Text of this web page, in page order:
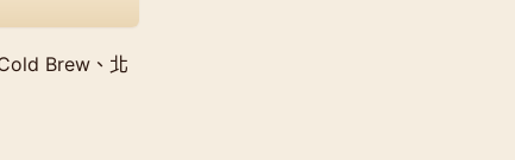
Brew、北